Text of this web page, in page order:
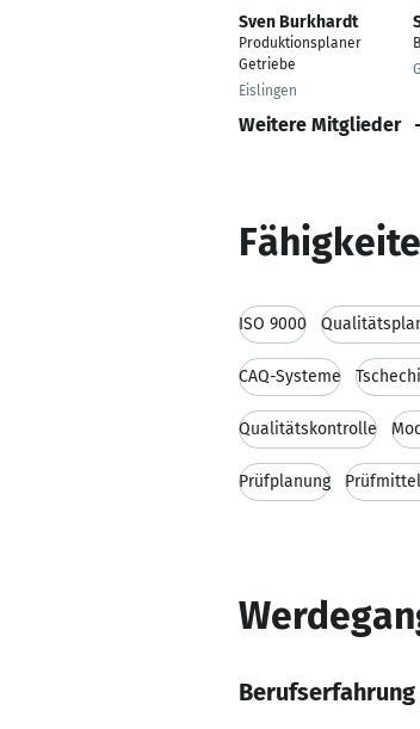
Sven Burkhardt
Produktionsplaner
Getriebe
Eislingen
Weitere Mitglieder
ISO 9000
CAQ-Systeme
Qualitätskontrolle
Prüfplanung